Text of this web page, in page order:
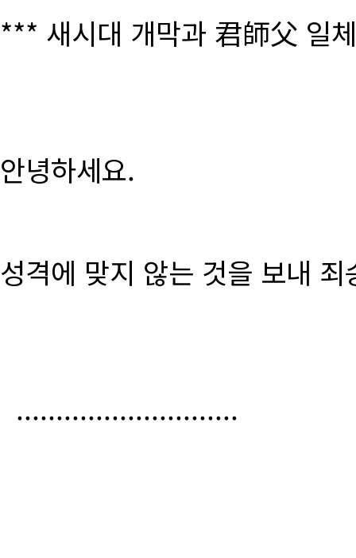
*** 새시대 개막과 君師父 일
안녕하세요.
성격에 맞지 않는 것을 보내
............................